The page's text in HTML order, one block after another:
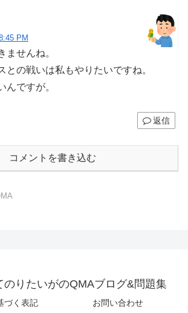
PM
ませんね。
との戦いは私もやりたいですね。
んですが。
返信
コメントを書き込む
のりたいがのQMAブログ&問題集
づく表記 お問い合わせ